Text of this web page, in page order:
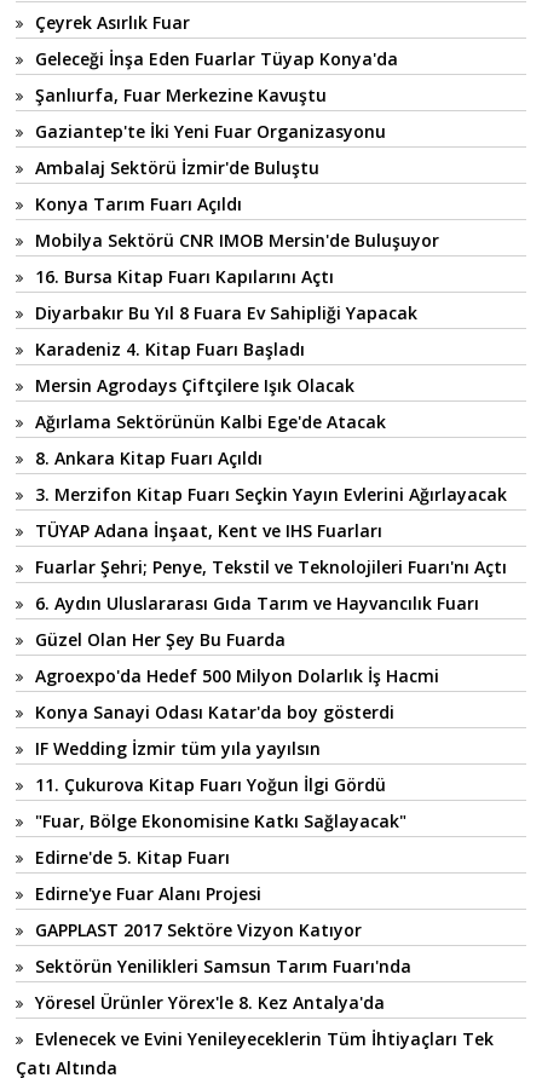
Çeyrek Asırlık Fuar
Geleceği İnşa Eden Fuarlar Tüyap Konya'da
Şanlıurfa, Fuar Merkezine Kavuştu
Gaziantep'te İki Yeni Fuar Organizasyonu
Ambalaj Sektörü İzmir'de Buluştu
Konya Tarım Fuarı Açıldı
Mobilya Sektörü CNR IMOB Mersin'de Buluşuyor
16. Bursa Kitap Fuarı Kapılarını Açtı
Diyarbakır Bu Yıl 8 Fuara Ev Sahipliği Yapacak
Karadeniz 4. Kitap Fuarı Başladı
Mersin Agrodays Çiftçilere Işık Olacak
Ağırlama Sektörünün Kalbi Ege'de Atacak
8. Ankara Kitap Fuarı Açıldı
3. Merzifon Kitap Fuarı Seçkin Yayın Evlerini Ağırlayacak
TÜYAP Adana İnşaat, Kent ve IHS Fuarları
Fuarlar Şehri; Penye, Tekstil ve Teknolojileri Fuarı'nı Açtı
6. Aydın Uluslararası Gıda Tarım ve Hayvancılık Fuarı
Güzel Olan Her Şey Bu Fuarda
Agroexpo'da Hedef 500 Milyon Dolarlık İş Hacmi
Konya Sanayi Odası Katar'da boy gösterdi
IF Wedding İzmir tüm yıla yayılsın
11. Çukurova Kitap Fuarı Yoğun İlgi Gördü
"Fuar, Bölge Ekonomisine Katkı Sağlayacak"
Edirne'de 5. Kitap Fuarı
Edirne'ye Fuar Alanı Projesi
GAPPLAST 2017 Sektöre Vizyon Katıyor
Sektörün Yenilikleri Samsun Tarım Fuarı'nda
Yöresel Ürünler Yörex'le 8. Kez Antalya'da
Evlenecek ve Evini Yenileyeceklerin Tüm İhtiyaçları Tek
Çatı Altında